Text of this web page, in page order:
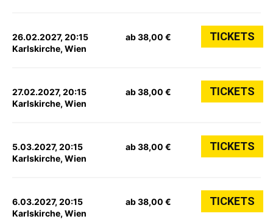
26.02.2027, 20:15
Karlskirche, Wien
ab 38,00 € TICKETS
27.02.2027, 20:15
Karlskirche, Wien
ab 38,00 € TICKETS
5.03.2027, 20:15
Karlskirche, Wien
ab 38,00 € TICKETS
6.03.2027, 20:15
Karlskirche, Wien
ab 38,00 € TICKETS